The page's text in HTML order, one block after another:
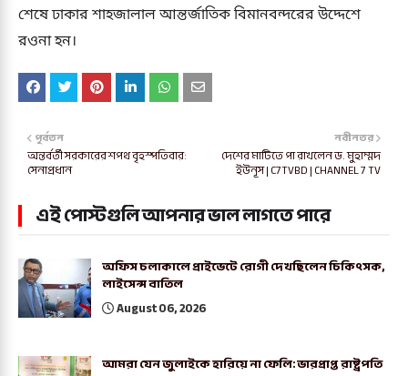
শেষে ঢাকার শাহজালাল আন্তর্জাতিক বিমানবন্দরের উদ্দেশে
রওনা হন।
নবীনতর
দেশের মাটিতে পা রাখলেন ড. মুহাম্মদ
ইউনূস | C7TVBD | CHANNEL 7 TV
পূর্বতন
অন্তর্বর্তী সরকারের শপথ বৃহস্পতিবার:
সেনাপ্রধান
এই পোস্টগুলি আপনার ভাল লাগতে পারে
অফিস চলাকালে প্রাইভেটে রোগী দেখছিলেন চিকিৎসক,
লাইসেন্স বাতিল
August 06, 2026
আমরা যেন জুলাইকে হারিয়ে না ফেলি: ভারপ্রাপ্ত রাষ্ট্রপতি